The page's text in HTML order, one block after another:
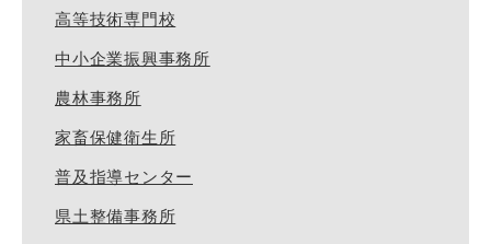
高等技術専門校
中小企業振興事務所
農林事務所
家畜保健衛生所
普及指導センター
県土整備事務所